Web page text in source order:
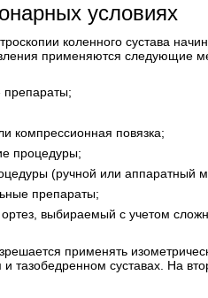
условиях
коленного сустава
применяются следующие
препараты;
компрессионная повязка;
процедуры;
(ручной или аппаратный
препараты;
выбираемый с учетом
применять
тазобедренном суставах. На